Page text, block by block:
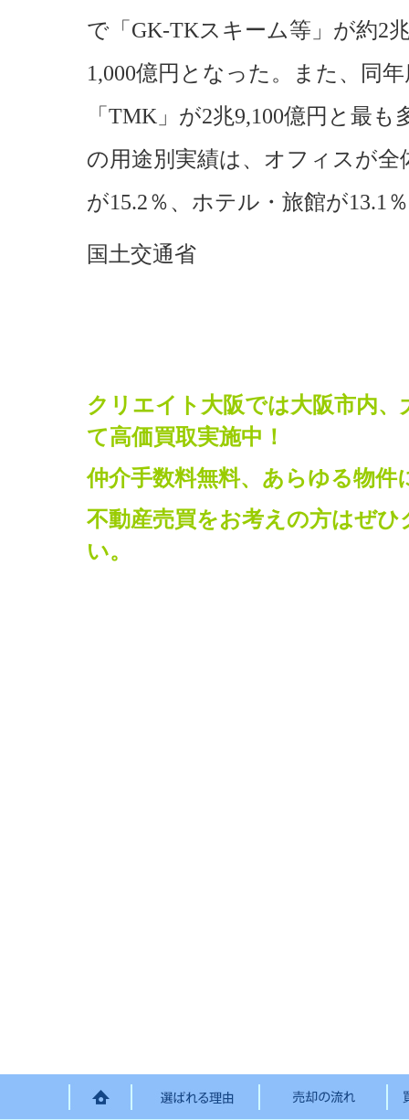
で「GK-TKスキーム等」が約2
1,000億円となった。また、同
「TMK」が2兆9,100億円と最
の用途別実績は、オフィスが全
が15.2％、ホテル・旅館が13.1
国土交通省
クリエイト大阪では大阪市内
て高価買取実施中！
仲介手数料無料、あらゆる物件
不動産売買をお考えの方はぜ
い。